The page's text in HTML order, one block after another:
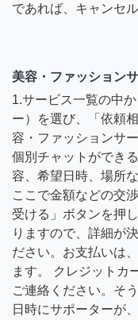
であれば、キャンセル
美容・ファッション
1.サービス一覧の中
ー）を選び、「依頼
容・ファッションサ
個別チャットができ
容、希望日時、場所
ここで金額などの交
受ける」ボタンを押
りますので、詳細が
ださい。お支払いは
ます。 クレジットカ
ご連絡ください。そ
日時にサポーターが